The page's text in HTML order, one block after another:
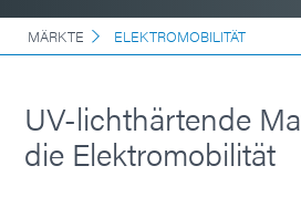
MÄRKTE ELEKTROMOBILITÄT
UV-lichthärtende
die Elektromobilität